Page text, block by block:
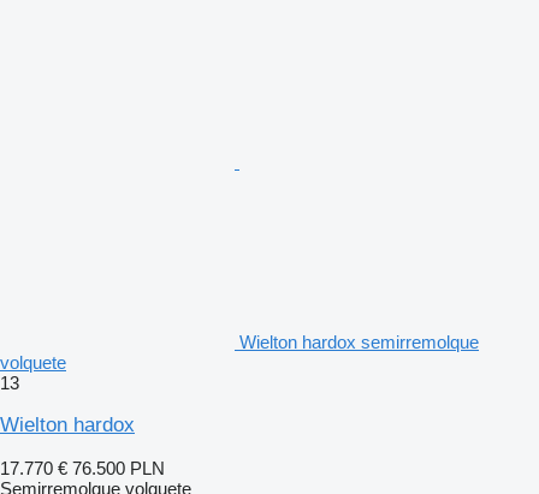
Wielton hardox semirremolque
volquete
13
Wielton hardox
17.770 € 76.500 PLN
Semirremolque volquete